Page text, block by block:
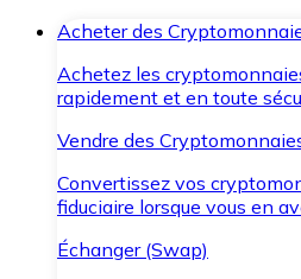
Acheter des
Achetez les
rapidement et en toute
Vendre des
Convertissez vos
fiduciaire lorsque vous en
Échanger (Swap)